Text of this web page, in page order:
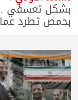
بشكل تعسفي
بحمص تطرد